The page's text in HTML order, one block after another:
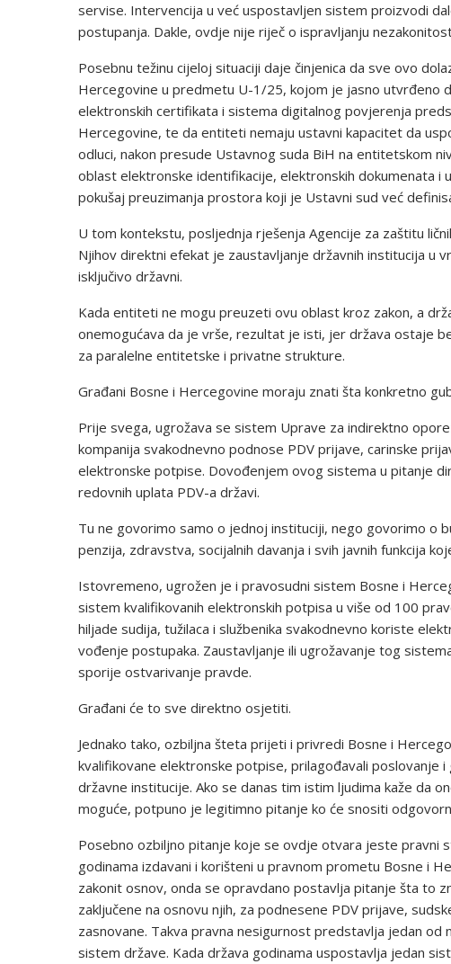
servise. Intervencija u već uspostavljen sistem proizvodi
postupanja. Dakle, ovdje nije riječ o ispravljanju
Posebnu težinu cijeloj situaciji daje činjenica da sve ovo
Hercegovine u predmetu U-1/25, kojom je jasno utvrđeno
elektronskih certifikata i sistema digitalnog povjerenja
Hercegovine, te da entiteti nemaju ustavni kapacitet da
odluci, nakon presude Ustavnog suda BiH na entitetskom
oblast elektronske identifikacije, elektronskih dokumenata
pokušaj preuzimanja prostora koji je Ustavni sud već
U tom kontekstu, posljednja rješenja Agencije za zaštitu
Njihov direktni efekat je zaustavljanje državnih institucija u
isključivo državni.
Kada entiteti ne mogu preuzeti ovu oblast kroz zakon, a
onemogućava da je vrše, rezultat je isti, jer država ostaje
za paralelne entitetske i privatne strukture.
Građani Bosne i Hercegovine moraju znati šta konkretno
Prije svega, ugrožava se sistem Uprave za indirektno
kompanija svakodnevno podnose PDV prijave, carinske
elektronske potpise. Dovođenjem ovog sistema u pitanje
redovnih uplata PDV-a državi.
Tu ne govorimo samo o jednoj instituciji, nego govorimo o
penzija, zdravstva, socijalnih davanja i svih javnih funkcija
Istovremeno, ugrožen je i pravosudni sistem Bosne i
sistem kvalifikovanih elektronskih potpisa u više od 100
hiljade sudija, tužilaca i službenika svakodnevno koriste
vođenje postupaka. Zaustavljanje ili ugrožavanje tog
sporije ostvarivanje pravde.
Građani će to sve direktno osjetiti.
Jednako tako, ozbiljna šteta prijeti i privredi Bosne i
kvalifikovane elektronske potpise, prilagođavali poslovanje
državne institucije. Ako se danas tim istim ljudima kaže da
moguće, potpuno je legitimno pitanje ko će snositi
Posebno ozbiljno pitanje koje se ovdje otvara jeste pravni
godinama izdavani i korišteni u pravnom prometu Bosne i
zakonit osnov, onda se opravdano postavlja pitanje šta to
zaključene na osnovu njih, za podnesene PDV prijave,
zasnovane. Takva pravna nesigurnost predstavlja jedan
sistem države. Kada država godinama uspostavlja jedan